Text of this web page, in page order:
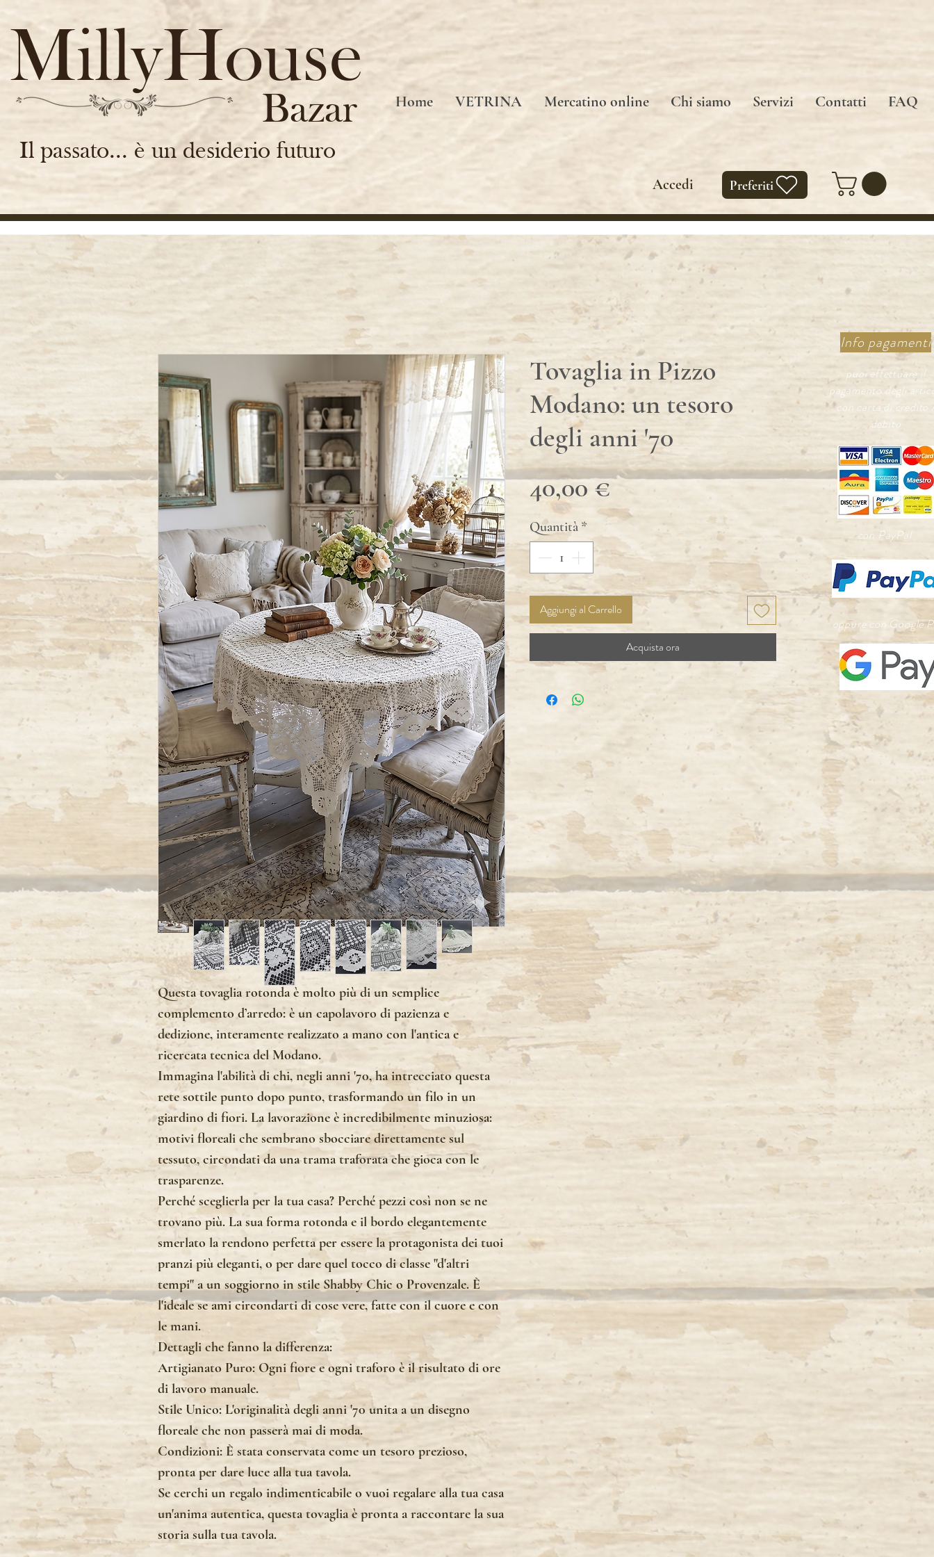
MillyHouse
Bazar
Il passato... è un desiderio futuro
Home VETRINA Mercatino online Chi siamo Servizi Contatti FAQ
Accedi Preferiti
Questa tovaglia rotonda è molto più di un semplice
complemento d’arredo: è un capolavoro di pazienza e
dedizione, interamente realizzato a mano con l'antica e
ricercata tecnica del Modano.
Immagina l'abilità di chi, negli anni '70, ha intrecciato questa
rete sottile punto dopo punto, trasformando un filo in un
giardino di fiori. La lavorazione è incredibilmente minuziosa:
motivi floreali che sembrano sbocciare direttamente sul
tessuto, circondati da una trama traforata che gioca con le
trasparenze.
Perché sceglierla per la tua casa? Perché pezzi così non se ne
trovano più. La sua forma rotonda e il bordo elegantemente
smerlato la rendono perfetta per essere la protagonista dei tuoi
pranzi più eleganti, o per dare quel tocco di classe "d'altri
tempi" a un soggiorno in stile Shabby Chic o Provenzale. È
l'ideale se ami circondarti di cose vere, fatte con il cuore e con
le mani.
Dettagli che fanno la differenza:
Artigianato Puro: Ogni fiore e ogni traforo è il risultato di ore
di lavoro manuale.
Stile Unico: L'originalità degli anni '70 unita a un disegno
floreale che non passerà mai di moda.
Condizioni: È stata conservata come un tesoro prezioso,
pronta per dare luce alla tua tavola.
Se cerchi un regalo indimenticabile o vuoi regalare alla tua casa
un'anima autentica, questa tovaglia è pronta a raccontare la sua
storia sulla tua tavola.
Tovaglia in Pizzo
Modano: un tesoro
degli anni '70
40,00 €Prezzo
Quantità *
Aggiungi al Carrello
Acquista ora
Info pagamenti
puoi effettuare il
pagamento degli
con carta di credito
debito
con PayPal
oppure con Google